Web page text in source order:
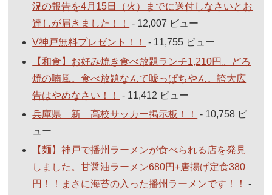
況の報告を4月15日（火）までに送付しなさいとお
達しが届きました！！
- 12,007 ビュー
V神戸無料プレゼント！！
- 11,755 ビュー
【和食】お好み焼き食べ放題ランチ1,210円。どろ
焼の喃風。食べ放題なんて嘘っぱちやん。誇大広
告はやめなさい！！
- 11,412 ビュー
兵庫県 新 高校サッカー掲示板！！
- 10,758 ビ
ュー
【麺】神戸で播州ラーメンが食べられる店を発見
しました。甘醤油ラーメン680円+唐揚げ定食380
円！！まさに海苔の入った播州ラーメンです！！
-